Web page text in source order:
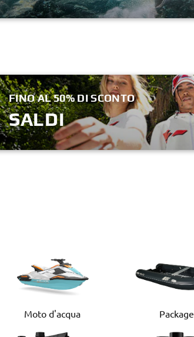
SCOPRI ORA
FINO AL 50% DI SCONTO
SALDI
SCOPRI DI PIÙ
Moto d'acqua Package